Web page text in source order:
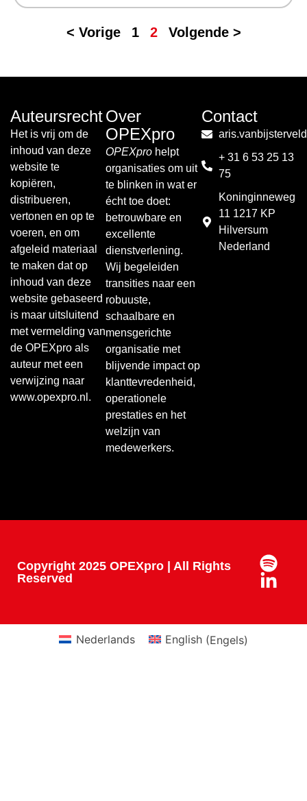
< Vorige 1 2 Volgende >
Auteursrecht
Het is vrij om de
inhoud van deze
website te
kopiëren,
distribueren,
vertonen en op te
voeren, en om
afgeleid materiaal
te maken dat op
inhoud van deze
website gebaseerd
is maar uitsluitend
met vermelding van
de OPEXpro als
auteur met een
verwijzing naar
www.opexpro.nl.
Over
OPEXpro
OPEXpro helpt
organisaties om uit
te blinken in wat er
écht toe doet:
betrouwbare en
excellente
dienstverlening.
Wij begeleiden
transities naar een
robuuste,
schaalbare en
mensgerichte
organisatie met
blijvende impact op
klanttevredenheid,
operationele
prestaties en het
welzijn van
medewerkers.
Contact
+ 31 6 53 25 13
75
Koninginneweg
11 1217 KP
Hilversum
Nederland
Copyright 2025 OPEXpro | All Rights
Reserved
Nederlands English(Engels)